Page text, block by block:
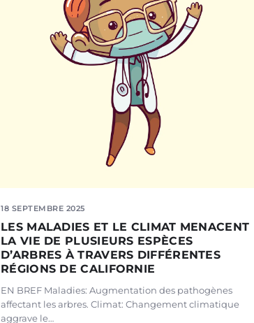
18 SEPTEMBRE 2025
LES MALADIES ET LE CLIMAT MENACENT
LA VIE DE PLUSIEURS ESPÈCES
D’ARBRES À TRAVERS DIFFÉRENTES
RÉGIONS DE CALIFORNIE
EN BREF Maladies: Augmentation des pathogènes
affectant les arbres. Climat: Changement climatique
aggrave le…